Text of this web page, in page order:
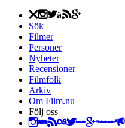
Stäng
Sök
Filmer
Personer
Nyheter
Recensioner
Filmfolk
Arkiv
Om Film.nu
Följ oss
Instagram